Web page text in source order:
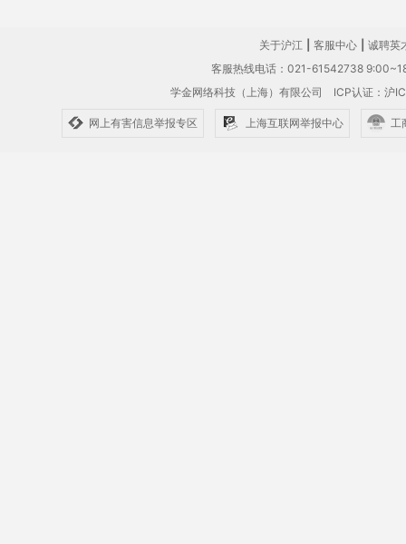
关于沪江 客服中心
诚聘英
客服热线电话：021-61542738
学金网络科技（上海）有限公司 ICP认证：沪
网上有害信息举报专区 上海互联网举报中心 工